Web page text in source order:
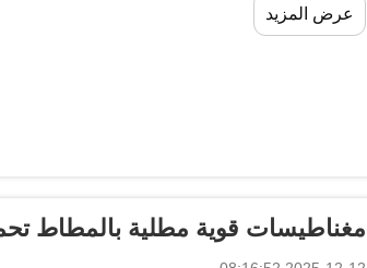
عرض المزيد
مغناطيسات قوية مطلية بالمطاط